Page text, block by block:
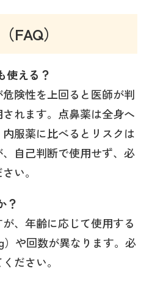
FAQ）
使える？
険性を上回ると医師が判
れます。点鼻薬は全身へ
服薬に比べるとリスクは
自己判断で使用せず、必
い。
？
、年齢に応じて使用する
）や回数が異なります。必
ださい。